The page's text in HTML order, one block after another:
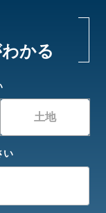
かる
土地
い